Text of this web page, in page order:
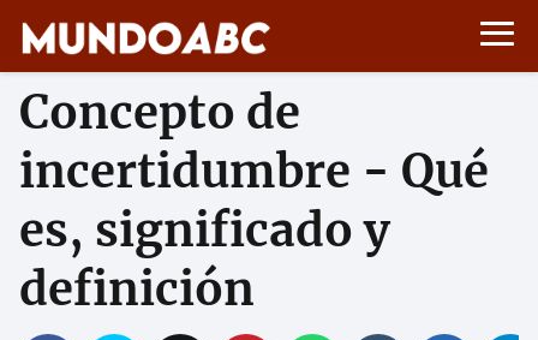
Concepto de
incertidumbre - Qué
es, significado y
definición